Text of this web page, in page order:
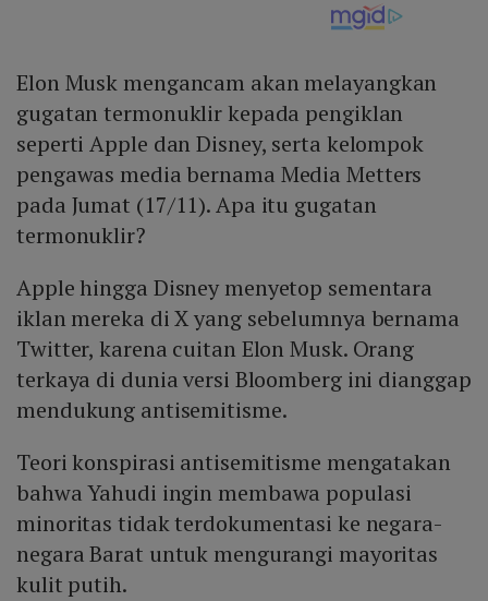
Elon Musk mengancam akan melayangkan
gugatan termonuklir kepada pengiklan
seperti Apple dan Disney, serta kelompok
pengawas media bernama Media Metters
pada Jumat (17/11). Apa itu gugatan
termonuklir?
Apple hingga Disney menyetop sementara
iklan mereka di X yang sebelumnya bernama
Twitter, karena cuitan Elon Musk. Orang
terkaya di dunia versi Bloomberg ini dianggap
mendukung antisemitisme.
Teori konspirasi antisemitisme mengatakan
bahwa Yahudi ingin membawa populasi
minoritas tidak terdokumentasi ke negara-
negara Barat untuk mengurangi mayoritas
kulit putih.